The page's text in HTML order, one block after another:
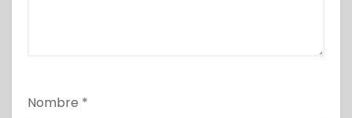
Nombre *